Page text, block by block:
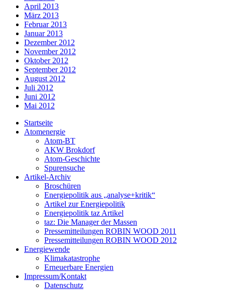
April 2013
März 2013
Februar 2013
Januar 2013
Dezember 2012
November 2012
Oktober 2012
September 2012
August 2012
Juli 2012
Juni 2012
Mai 2012
Startseite
Atomenergie
Atom-BT
AKW Brokdorf
Atom-Geschichte
Spurensuche
Artikel-Archiv
Broschüren
Energiepolitik aus „analyse+kritik“
Artikel zur Energiepolitik
Energiepolitik taz Artikel
taz: Die Manager der Massen
Pressemitteilungen ROBIN WOOD 2011
Pressemitteilungen ROBIN WOOD 2012
Energiewende
Klimakatastrophe
Erneuerbare Energien
Impressum/Kontakt
Datenschutz